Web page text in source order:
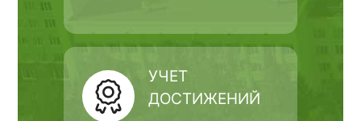
УЧЕТ
ДОСТИЖЕНИЙ